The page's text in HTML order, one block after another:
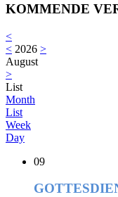
KOMMENDE
<
< 2026 >
August
>
List
Month
List
Week
Day
09